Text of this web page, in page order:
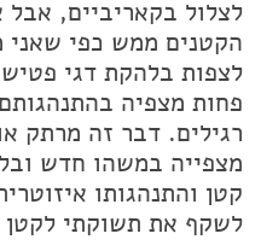
לצלול בקאריביים, אבל
הקטנים ממש כפי שאני
לצפות בלהקת דגי
פחות מצפיה
רגילים. דבר זה מרתק
מצפייה במשהו חדש
קטן והתנהגותו
לשקף את תשוקתי לקטן